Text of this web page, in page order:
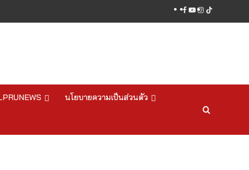
facebook
youtube
instagram
tiktok
นโยบายความเป็นส่วนตัว